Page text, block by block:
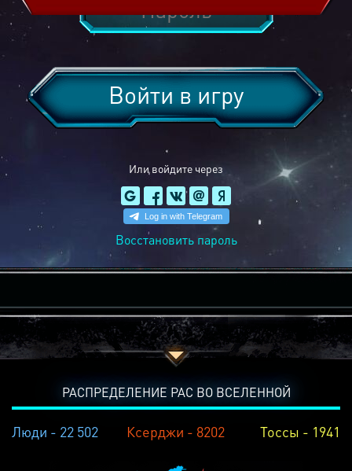
Или войдите через
Войти в игру
Восстановить пароль
РАСПРЕДЕЛЕНИЕ РАС ВО ВСЕЛЕННОЙ
Люди - 22 502 Ксерджи - 8202 Тоссы - 1941